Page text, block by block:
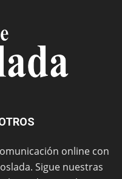
online con
Sigue nuestras